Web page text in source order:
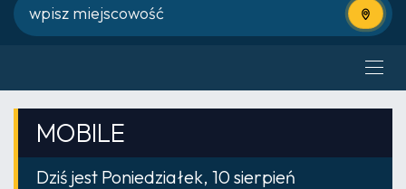
Użyj
MOBILE
Dziś jest Poniedziałek, 10 sierpień